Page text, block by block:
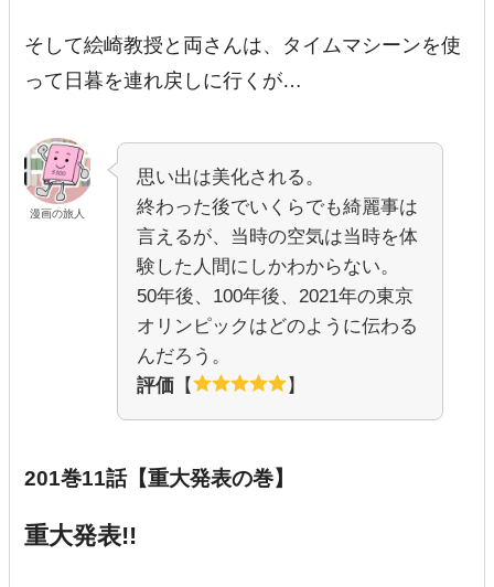
そして絵崎教授と両さんは、タイムマシーンを使
って日暮を連れ戻しに行くが…
漫画の旅人
思い出は美化される。
終わった後でいくらでも綺麗事は
言えるが、当時の空気は当時を体
験した人間にしかわからない。
50年後、100年後、2021年の東京
オリンピックはどのように伝わる
んだろう。
評価 【 】
201巻11話【重大発表の巻】
重大発表!!